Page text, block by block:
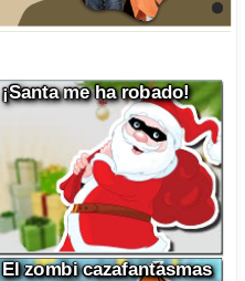
¡Santa me ha robado!
El zombi cazafantasmas